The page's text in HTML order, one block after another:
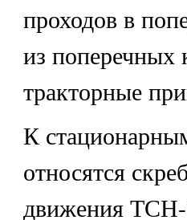
проходов в
из поперечных
тракторные
К
относятся
движения